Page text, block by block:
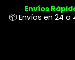
Envíos
📦 Envíos en 24 a